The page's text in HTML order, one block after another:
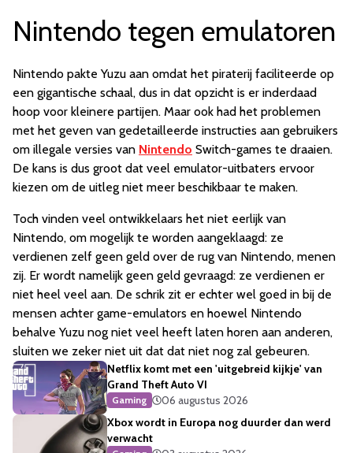
Nintendo tegen emulatoren
Nintendo pakte Yuzu aan omdat het piraterij faciliteerde op
een gigantische schaal, dus in dat opzicht is er inderdaad
hoop voor kleinere partijen. Maar ook had het problemen
met het geven van gedetailleerde instructies aan gebruikers
om illegale versies van Nintendo Switch-games te draaien.
De kans is dus groot dat veel emulator-uitbaters ervoor
kiezen om de uitleg niet meer beschikbaar te maken.
Toch vinden veel ontwikkelaars het niet eerlijk van
Nintendo, om mogelijk te worden aangeklaagd: ze
verdienen zelf geen geld over de rug van Nintendo, menen
zij. Er wordt namelijk geen geld gevraagd: ze verdienen er
niet heel veel aan. De schrik zit er echter wel goed in bij de
mensen achter game-emulators en hoewel Nintendo
behalve Yuzu nog niet veel heeft laten horen aan anderen,
sluiten we zeker niet uit dat dat niet nog zal gebeuren.
Netflix komt met een 'uitgebreid kijkje' van
Grand Theft Auto VI
Gaming
06 augustus 2026
Xbox wordt in Europa nog duurder dan werd
verwacht